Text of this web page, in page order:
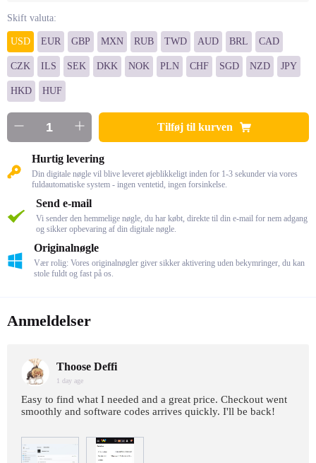
Skift valuta:
USD EUR GBP MXN RUB TWD AUD BRL CAD
CZK ILS SEK DKK NOK PLN CHF SGD NZD JPY
HKD HUF
Tilføj til kurven
Hurtig levering
Din digitale nøgle vil blive leveret øjeblikkeligt inden for 1-3 sekunder via vores
fuldautomatiske system - ingen ventetid, ingen forsinkelse.
Send e-mail
Vi sender den hemmelige nøgle, du har købt, direkte til din e-mail for nem adgang
og sikker opbevaring af din digitale nøgle.
Originalnøgle
Vær rolig: Vores originalnøgler giver sikker aktivering uden bekymringer, du kan
stole fuldt og fast på os.
Anmeldelser
Thoose Deffi
1 day age
Easy to find what I needed and a great price. Checkout went
smoothly and software codes arrives quickly. I'll be back!